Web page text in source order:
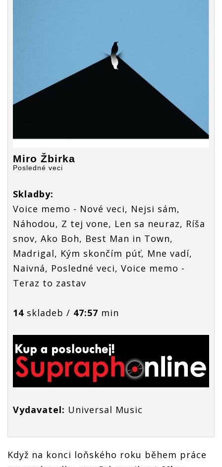
Miro Žbirka
Posledné veci
Skladby:
Voice memo - Nové veci, Nejsi sám,
Náhodou, Z tej vone, Len sa neuraz, Ríša
snov, Ako Boh, Best Man in Town,
Madrigal, Kým skončím púť, Mne vadí,
Naivná, Posledné veci, Voice memo -
Teraz to zastav
14 skladeb / 47:57 min
Vydavatel: Universal Music
Když na konci loňského roku během práce